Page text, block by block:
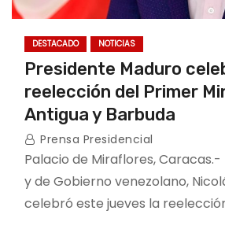
DESTACADO NOTICIAS
Presidente Maduro
reelección del Primer
Antigua y Barbuda
Prensa Presidencial
Palacio de Miraflores, Caracas.-
y de Gobierno venezolano,
celebró este jueves la